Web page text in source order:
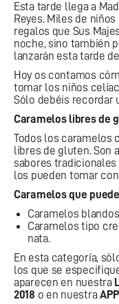
Esta tarde llega a
Reyes. Miles de
regalos que Sus
noche, sino también
lanzarán esta tarde
Hoy os contamos
tomar los niños
Sólo debéis recordar
Caramelos libres de
Todos los caramelos
libres de gluten. Son
sabores tradicionales
los pueden tomar
Caramelos que
Caramelos
Caramelos tipo
nata.
En esta categoría,
los que se
aparecen en nuestra
2018 o en nuestra